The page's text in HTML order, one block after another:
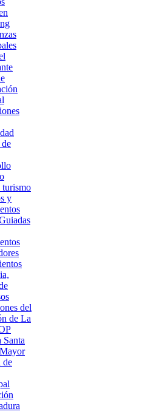
turismo
y
del
de La
Santa
de